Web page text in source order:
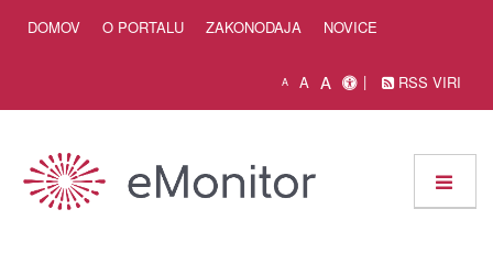
DOMOV O PORTALU ZAKONODAJA NOVICE
A A A RSS VIRI